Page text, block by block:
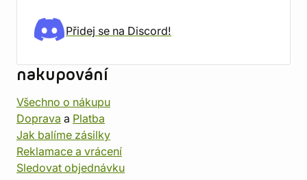
Přidej se na Discord!
nakupování
Všechno o nákupu
Doprava a Platba
Jak balíme zásilky
Reklamace a vrácení
Sledovat objednávku